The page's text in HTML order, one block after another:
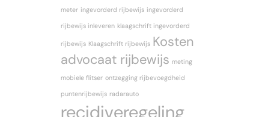
meter ingevorderd rijbewijs ingevorderd
rijbewijs inleveren klaagschrift ingevorderd
rijbewijs Klaagschrift rijbewijs Kosten
advocaat rijbewijs meting
mobiele flitser ontzegging rijbevoegdheid
puntenrijbewijs radarauto
recidiveregeling